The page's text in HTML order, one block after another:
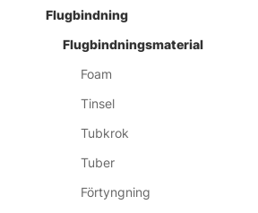
Flugbindning
Flugbindningsmaterial
Foam
Tinsel
Tubkrok
Tuber
Förtyngning